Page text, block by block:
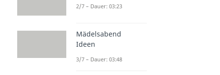
2/7 – Dauer: 03:23
Mädelsabend
Ideen
3/7 – Dauer: 03:48